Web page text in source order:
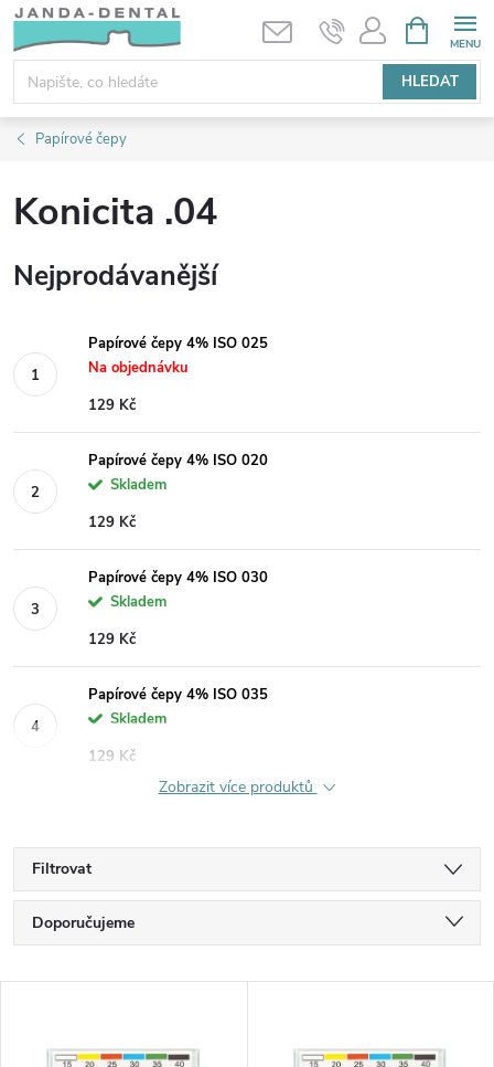
Přejít
obsah
HLEDAT
NÁKUPNÍ
KOŠÍK
Papírové čepy
Konicita .04
Nejprodávanější
Papírové čepy 4% ISO 025
Na objednávku
129 Kč
Papírové čepy 4% ISO 020
Skladem
129 Kč
Papírové čepy 4% ISO 030
Skladem
129 Kč
Papírové čepy 4% ISO 035
Skladem
129 Kč
Zobrazit více produktů
Filtrovat
Ř
a
Doporučujeme
Nejprodávanější